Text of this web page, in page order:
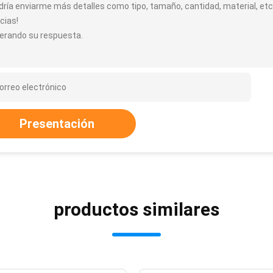
enviarme más detalles como tipo, tamaño, cantidad, material,
su respuesta.
Presentación
productos similares